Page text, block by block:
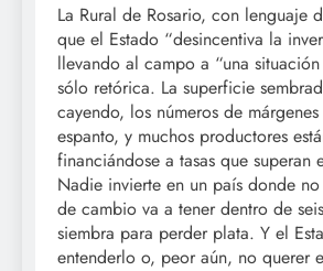
La Rural de Rosario, con lenguaje
que el Estado “desincentiva la
llevando al campo a “una
sólo retórica. La superficie
cayendo, los números de
espanto, y muchos productores
financiándose a tasas que superan
Nadie invierte en un país donde
de cambio va a tener dentro de
siembra para perder plata. Y el
entenderlo o, peor aún, no querer